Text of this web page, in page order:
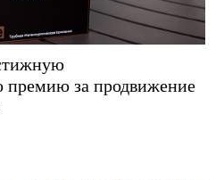
за продвижение